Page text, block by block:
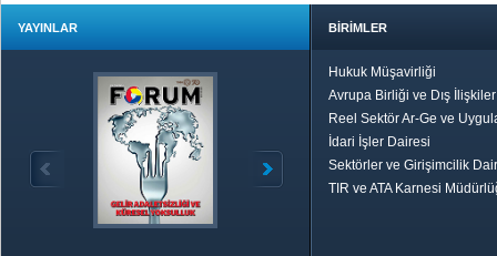
YAYINLAR BİRİMLER
Hukuk Müşavirliği
Avrupa Birliği ve Dış
Reel Sektör Ar-Ge ve
İdari İşler Dairesi
Sektörler ve Girişimcilik
TIR ve ATA Karnesi